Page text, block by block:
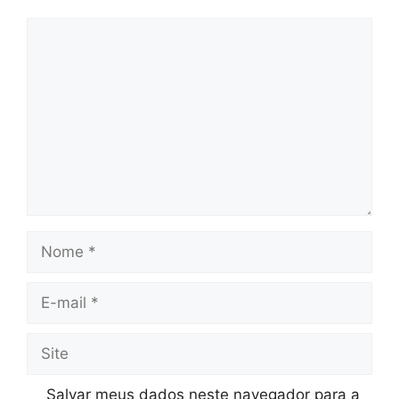
Nome
Site
Salvar meus dados neste navegador para a